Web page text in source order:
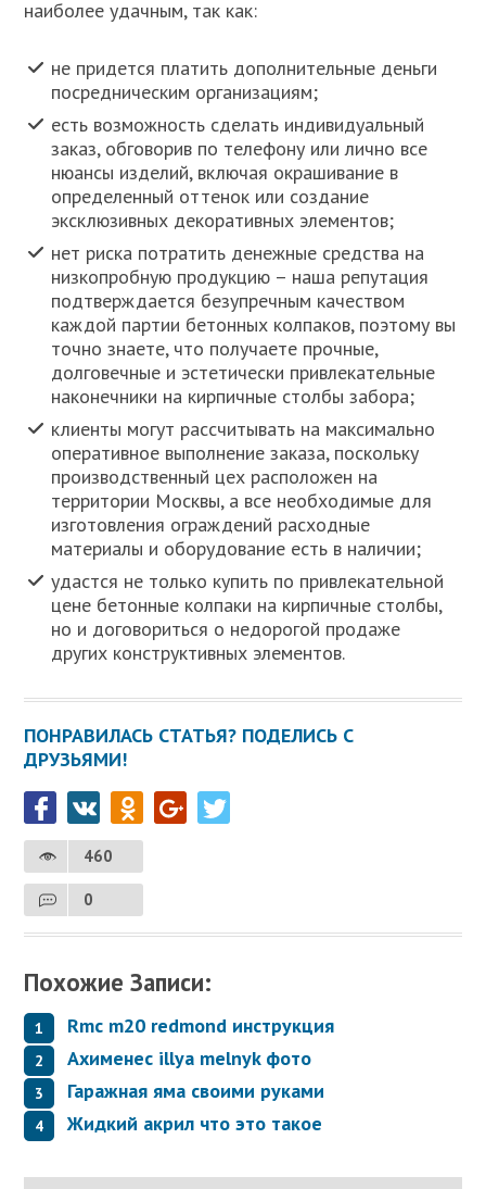
наиболее удачным, так как:
не придется платить дополнительные деньги
посредническим организациям;
есть возможность сделать индивидуальный
заказ, обговорив по телефону или лично все
нюансы изделий, включая окрашивание в
определенный оттенок или создание
эксклюзивных декоративных элементов;
нет риска потратить денежные средства на
низкопробную продукцию – наша репутация
подтверждается безупречным качеством
каждой партии бетонных колпаков, поэтому вы
точно знаете, что получаете прочные,
долговечные и эстетически привлекательные
наконечники на кирпичные столбы забора;
клиенты могут рассчитывать на максимально
оперативное выполнение заказа, поскольку
производственный цех расположен на
территории Москвы, а все необходимые для
изготовления ограждений расходные
материалы и оборудование есть в наличии;
удастся не только купить по привлекательной
цене бетонные колпаки на кирпичные столбы,
но и договориться о недорогой продаже
других конструктивных элементов.
ПОНРАВИЛАСЬ СТАТЬЯ? ПОДЕЛИСЬ С
ДРУЗЬЯМИ!
460
0
Похожие Записи:
Rmc m20 redmond инструкция
Ахименес illya melnyk фото
Гаражная яма своими руками
Жидкий акрил что это такое